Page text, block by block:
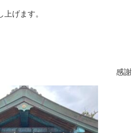
げます。
謝